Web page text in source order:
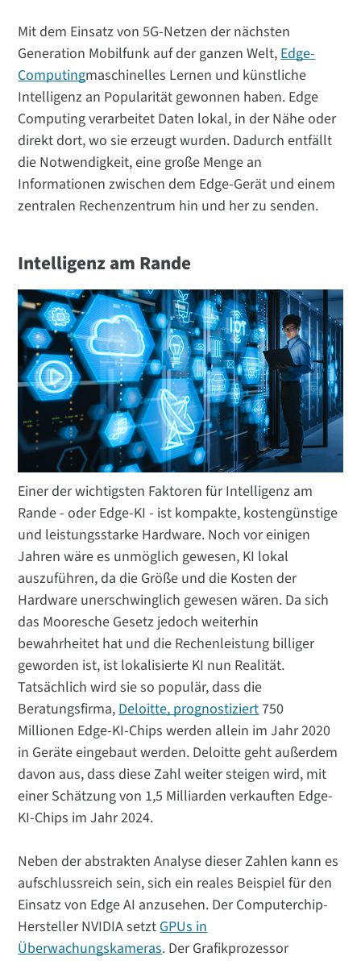
Mit dem Einsatz von 5G-Netzen der nächsten
Generation Mobilfunk auf der ganzen Welt,Edge-
Computingmaschinelles Lernen und künstliche
Intelligenz an Popularität gewonnen haben. Edge
Computing verarbeitet Daten lokal, in der Nähe oder
direkt dort, wo sie erzeugt wurden. Dadurch entfällt
die Notwendigkeit, eine große Menge an
Informationen zwischen dem Edge-Gerät und einem
zentralen Rechenzentrum hin und her zu senden.
Intelligenz am Rande
Einer der wichtigsten Faktoren für Intelligenz am
Rande - oder Edge-KI - ist kompakte, kostengünstige
und leistungsstarke Hardware. Noch vor einigen
Jahren wäre es unmöglich gewesen, KI lokal
auszuführen, da die Größe und die Kosten der
Hardware unerschwinglich gewesen wären. Da sich
das Mooresche Gesetz jedoch weiterhin
bewahrheitet hat und die Rechenleistung billiger
geworden ist, ist lokalisierte KI nun Realität.
Tatsächlich wird sie so populär, dass die
Beratungsfirma,Deloitte, prognostiziert750
Millionen Edge-KI-Chips werden allein im Jahr 2020
in Geräte eingebaut werden. Deloitte geht außerdem
davon aus, dass diese Zahl weiter steigen wird, mit
einer Schätzung von 1,5 Milliarden verkauften Edge-
KI-Chips im Jahr 2024.
Neben der abstrakten Analyse dieser Zahlen kann es
aufschlussreich sein, sich ein reales Beispiel für den
Einsatz von Edge AI anzusehen. Der Computerchip-
Hersteller NVIDIA setztGPUs in
Überwachungskameras. Der Grafikprozessor